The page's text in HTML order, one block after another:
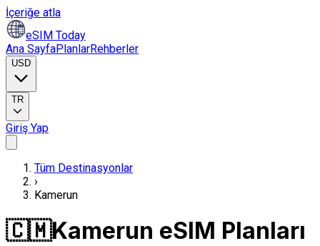
İçeriğe atla
eSIM Today
Ana SayfaPlanlarRehberler
USD
TR
Giriş Yap
Tüm Destinasyonlar
›
Kamerun
🇨🇲Kamerun eSIM Planları